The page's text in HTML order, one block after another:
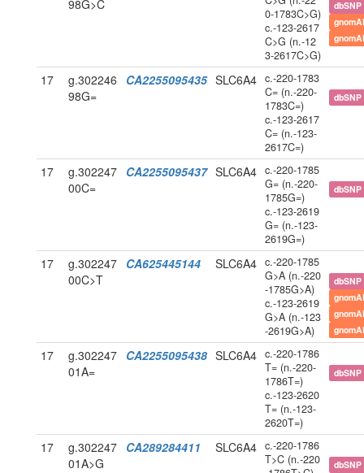
98G>C
0-1783C>G)
c.-123-2617
C>G (n.-12
3-2617C>G)
dbSNP
17
g.302246
98G=
CA2255095435 SLC6A4 c.-220-1783
C= (n.-220-
1783C=)
c.-123-2617
C= (n.-123-
2617C=)
dbSNP
17
g.302247
00C=
CA2255095437 SLC6A4 c.-220-1785
G= (n.-220-
1785G=)
c.-123-2619
G= (n.-123-
2619G=)
dbSNP
17
g.302247
00C>T
CA625445144 SLC6A4 c.-220-1785
G>A (n.-220
-1785G>A)
c.-123-2619
G>A (n.-123
-2619G>A)
dbSNP
17
g.302247
01A=
CA2255095438 SLC6A4 c.-220-1786
T= (n.-220-
1786T=)
c.-123-2620
T= (n.-123-
2620T=)
dbSNP
17
g.302247
01A>G
CA289284411 SLC6A4 c.-220-1786
T>C (n.-220
dbSNP